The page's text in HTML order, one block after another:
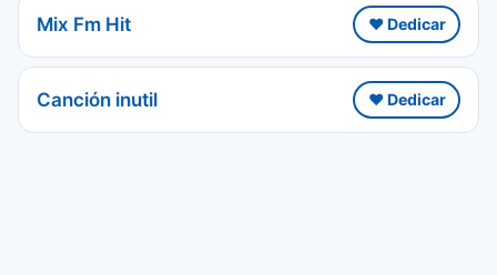
Mix Fm Hit ❤️ Dedicar
Canción inutil ❤️ Dedicar